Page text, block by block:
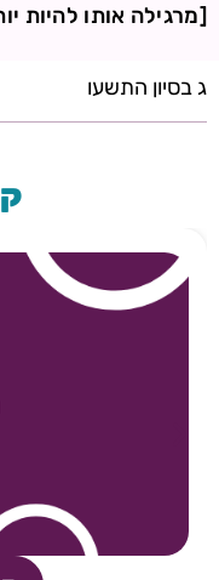
[מרגילה אותו להיות
ג בסיון התשעו